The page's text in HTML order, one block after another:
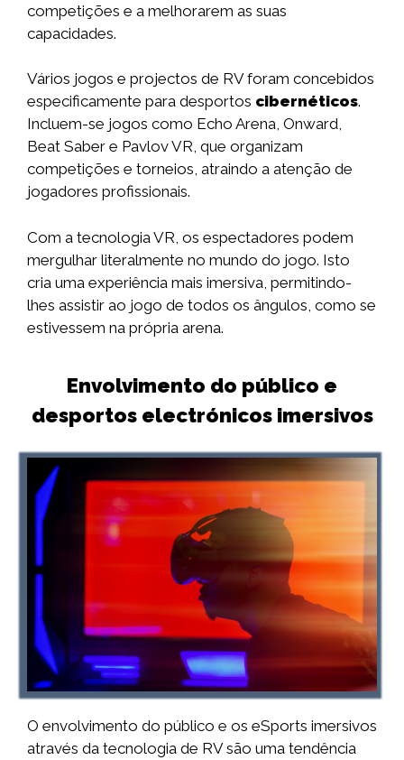
competições e a melhorarem as suas
capacidades.
Vários jogos e projectos de RV foram concebidos
especificamente para desportos cibernéticos.
Incluem-se jogos como Echo Arena, Onward,
Beat Saber e Pavlov VR, que organizam
competições e torneios, atraindo a atenção de
jogadores profissionais.
Com a tecnologia VR, os espectadores podem
mergulhar literalmente no mundo do jogo. Isto
cria uma experiência mais imersiva, permitindo-
lhes assistir ao jogo de todos os ângulos, como se
estivessem na própria arena.
Envolvimento do público e
desportos electrónicos imersivos
O envolvimento do público e os eSports imersivos
através da tecnologia de RV são uma tendência